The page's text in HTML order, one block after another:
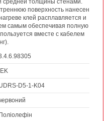
средней толщины стенами.
поверхность нанесен
клей расплавляется и
самым обеспечивая полную
вместе с кабелем
IEK
D5-1-K04
Поліолефін